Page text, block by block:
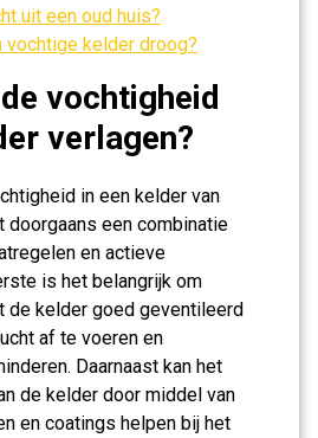
uit een oud huis?
vochtige kelder droog?
vochtigheid
verlagen?
in een kelder van
doorgaans een combinatie
en actieve
is het belangrijk om
de kelder goed geventileerd
af te voeren en
Daarnaast kan het
de kelder door middel van
en coatings helpen bij het